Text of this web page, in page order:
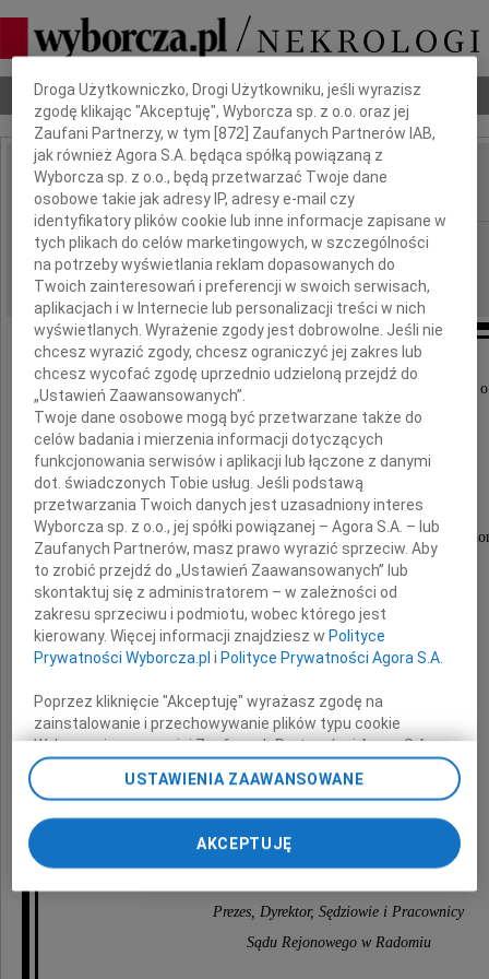
Nekrologi Odeszli Poradnik pogrzebowy
IMIĘ I NAZWISKO: Agata Dobkowska
REGION: Radom
DATA EMISJI: 10.06.2021
Z głębokim żalem i smutkiem przyjęliśmy wiadomość
Agaty Dobkowskiej
wieloletniej Referendarz Sądu Rejonowego w
Rodzinie i Bliskim
najserdeczniejsze wyrazy współczucia
Prezes, Dyrektor, Sędziowie i Pracownicy
Sądu Rejonowego w Radomiu
Dbamy o Twoją prywatność
Droga Użytkowniczko, Drogi Użytkowniku, jeśli wyrazisz
zgodę klikając "Akceptuję", Wyborcza sp. z o.o. oraz jej
Zaufani Partnerzy, w tym [872 ] Zaufanych Partnerów IAB,
jak również Agora S.A. będąca spółką powiązaną z
Wyborcza sp. z o.o., będą przetwarzać Twoje dane
osobowe takie jak adresy IP, adresy e-mail czy
identyfikatory plików cookie lub inne informacje zapisane w
tych plikach do celów marketingowych, w szczególności
na potrzeby wyświetlania reklam dopasowanych do
Twoich zainteresowań i preferencji w swoich serwisach,
aplikacjach i w Internecie lub personalizacji treści w nich
wyświetlanych. Wyrażenie zgody jest dobrowolne. Jeśli nie
chcesz wyrazić zgody, chcesz ograniczyć jej zakres lub
chcesz wycofać zgodę uprzednio udzieloną przejdź do
„Ustawień Zaawansowanych”.
Twoje dane osobowe mogą być przetwarzane także do
celów badania i mierzenia informacji dotyczących
funkcjonowania serwisów i aplikacji lub łączone z danymi
dot. świadczonych Tobie usług. Jeśli podstawą
przetwarzania Twoich danych jest uzasadniony interes
Wyborcza sp. z o.o., jej spółki powiązanej – Agora S.A. – lub
Zaufanych Partnerów, masz prawo wyrazić sprzeciw. Aby
to zrobić przejdź do „Ustawień Zaawansowanych” lub
skontaktuj się z administratorem – w zależności od
zakresu sprzeciwu i podmiotu, wobec którego jest
kierowany. Więcej informacji znajdziesz w Polityce
Prywatności Wyborcza.pl i Polityce Prywatności Agora S.A.
Poprzez kliknięcie "Akceptuję" wyrażasz zgodę na
zainstalowanie i przechowywanie plików typu cookie
Wyborczej sp. z o. o. jej Zaufanych Partnerów i Agora S.A.
na Twoim urządzeniu końcowym. Możesz też w każdej
chwili zmienić swoje preferencje dot. plików cookie,
preferencjami dot. przetwarzania danych poprzez
odnośnik „Ustawienia prywatności” w stopce serwisu i
Zmiana ustawień plików cookie możliwa jest także za
pomocą ustawień przeglądarki.
USTAWIENIA ZAAWANSOWANE
AKCEPTUJĘ